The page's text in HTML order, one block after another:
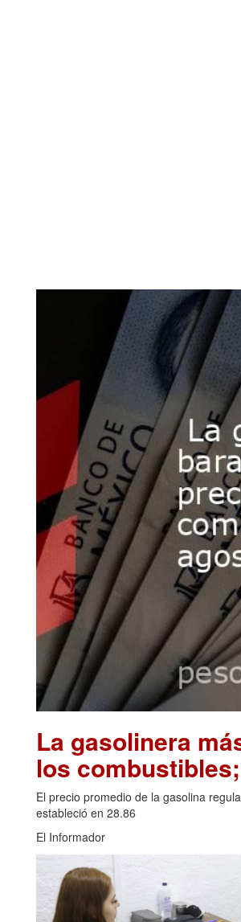
La gasolinera
los
El precio promedio de la gasolina
estableció en 28.86
El Informador